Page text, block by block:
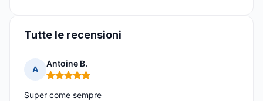
Tutte le recensioni
A
Antoine B.
Nota: 5 su 5
Super come sempre